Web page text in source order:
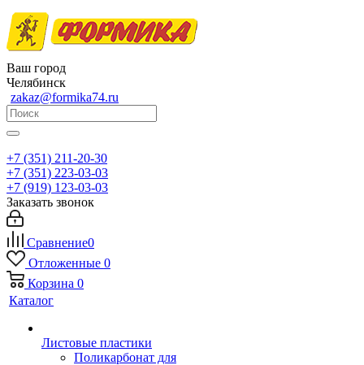
Ваш город
Челябинск
zakaz@formika74.ru
+7 (351) 211-20-30
+7 (351) 223-03-03
+7 (919) 123-03-03
Заказать звонок
Сравнение0
Отложенные 0
Корзина 0
Каталог
Листовые пластики
Поликарбонат для